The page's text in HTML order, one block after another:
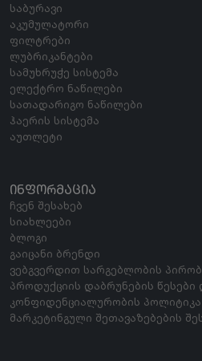
საბურავი
აკუმულატორი
ფილტრები
ლუბრიკანტები
სამუხრუჭე სისტემა
ელექტრო ნაწილები
სათადარიგო ნაწილები
ჰაერის სისტემა
აუთლეტი
ᲘᲜᲤᲝᲠᲛᲐᲪᲘᲐ
ჩვენ შესახებ
სიახლეები
ბლოგი
გაიცანი ბრენდი
ვებგვერდით სარგებლობის
პროდუქციის დაბრუნების წესები
კონფიდენციალურობის პოლიტიკა
მარკეტინგული შეთავაზებების